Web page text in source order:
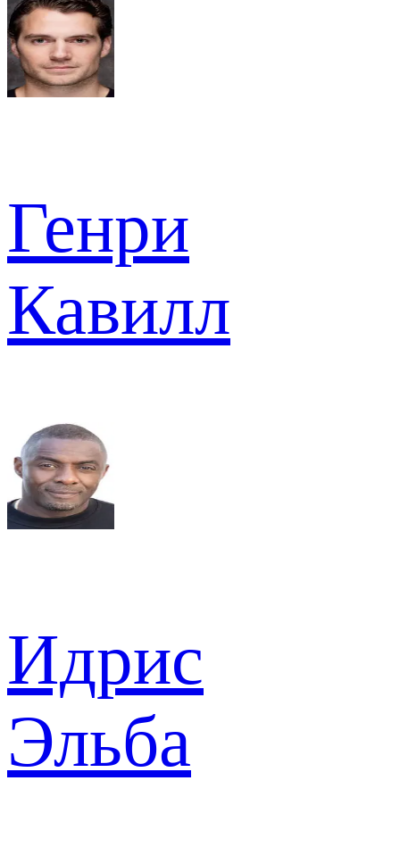
Генри
Кавилл
Идрис
Эльба